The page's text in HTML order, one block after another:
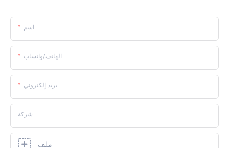
اسم
الهاتف/واتساب
بريد إلكتروني
شركة
ملف